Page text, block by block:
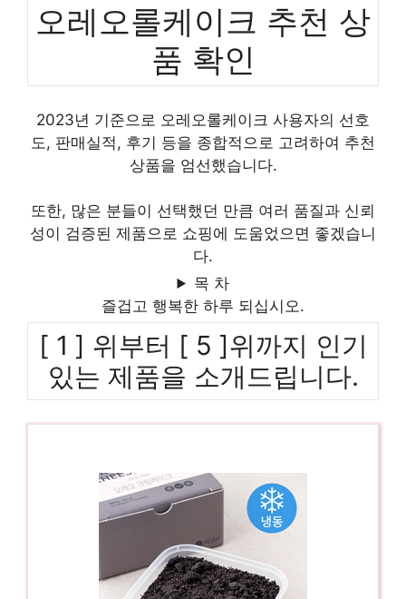
오레오롤케이크 추천 상
품 확인
2023년 기준으로 오레오롤케이크 사용자의 선호
도, 판매실적, 후기 등을 종합적으로 고려하여 추천
상품을 엄선했습니다.
또한, 많은 분들이 선택했던 만큼 여러 품질과 신뢰
성이 검증된 제품으로 쇼핑에 도움었으면 좋겠습니
다.
목 차
즐겁고 행복한 하루 되십시오.
[ 1 ] 위부터 [ 5 ]위까지 인기
있는 제품을 소개드립니다.